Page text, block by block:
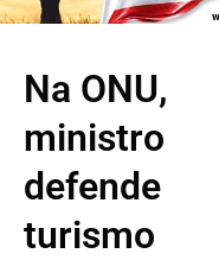
Na ONU,
ministro
defende
turismo